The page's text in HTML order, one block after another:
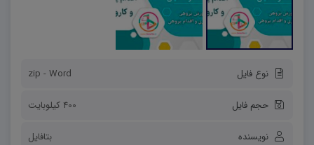
نوع فایل zip - Word
حجم فایل 400 کیلوبایت
نویسنده بتافایل